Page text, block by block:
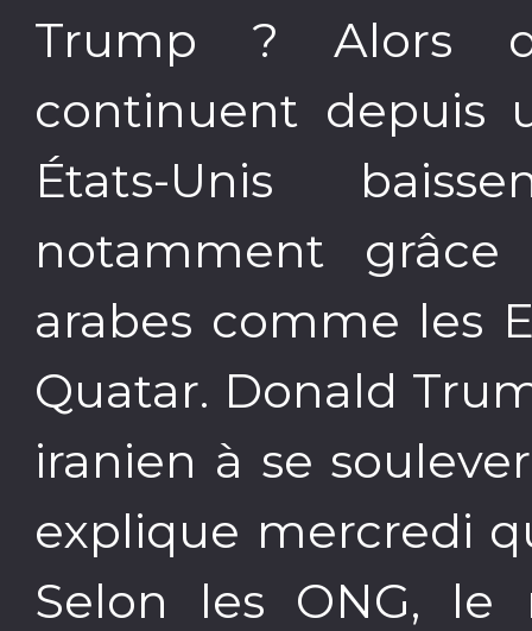
Trump ? Alors
continuent depuis
États-Unis
notamment
arabes comme les
Quatar. Donald
iranien à se
explique mercredi
Selon les ONG,